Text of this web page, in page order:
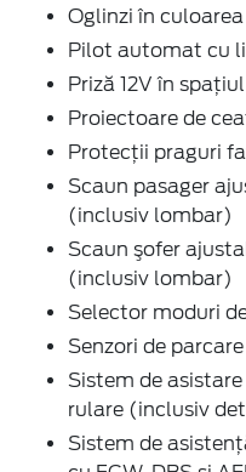
Oglinzi în
Pilot automat cu
Priză 12V în
Proiectoare de
Protecţii praguri
Scaun pasager
(inclusiv lombar)
Scaun şofer
(inclusiv lombar)
Selector moduri
Senzori de
Sistem de
rulare (inclusiv
Sistem de